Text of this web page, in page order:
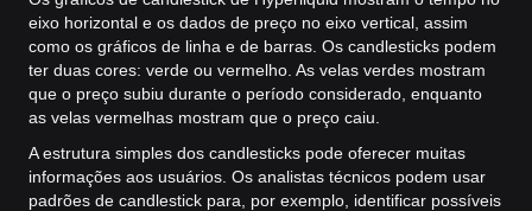
eixo horizontal e os dados de preço no eixo vertical, assim
como os gráficos de linha e de barras. Os candlesticks podem
ter duas cores: verde ou vermelho. As velas verdes mostram
que o preço subiu durante o período considerado, enquanto
as velas vermelhas mostram que o preço caiu.
A estrutura simples dos candlesticks pode oferecer muitas
informações aos usuários. Os analistas técnicos podem usar
padrões de candlestick para, por exemplo, identificar possíveis